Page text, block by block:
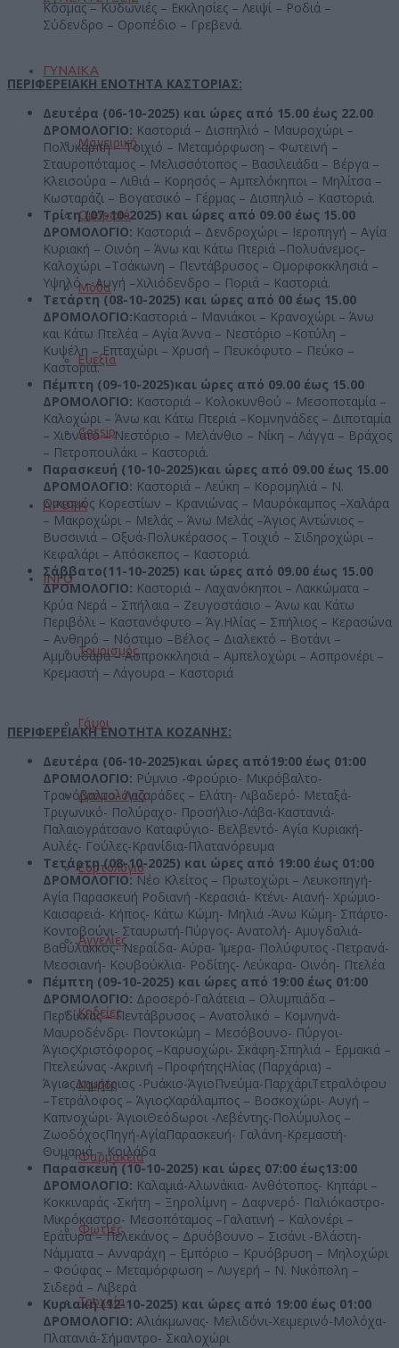
ΓΥΝΑΙΚΑ
Μαγειρική
Ομορφιά
Μόδα
Ευεξία
Gossip
ΆΡΘΡΑ
INFO
Τουρισμός
Γάμοι
Δρομολόγια
Εορτολόγιο
Αγγελίες
Κηδείες
Καιρός
Φαρμακεία
Φωτιές
Τροχαία
Κόσμας – Κυδωνιές – Εκκλησίες – Λειψί – Ροδιά –
Σύδενδρο – Οροπέδιο – Γρεβενά.
ΠΕΡΙΦΕΡΕΙΑΚΗ ΕΝΟΤΗΤΑ ΚΑΣΤΟΡΙΑΣ:
Δευτέρα (06-10-2025) και ώρες από 15.00 έως 22.00
ΔΡΟΜΟΛΟΓΙΟ: Καστοριά – Δισπηλιό – Μαυροχώρι –
Πολυκάρπη – Τοιχιό – Μεταμόρφωση – Φωτεινή –
Σταυροπόταμος – Μελισσότοπος – Βασιλειάδα – Βέργα –
Κλεισούρα – Λιθιά – Κορησός – Αμπελόκηποι – Μηλίτσα –
Κωσταράζι – Βογατσικό – Γέρμας – Δισπηλιό – Καστοριά.
Τρίτη (07-10-2025) και ώρες από 09.00 έως 15.00
ΔΡΟΜΟΛΟΓΙΟ: Καστοριά – Δενδροχώρι – Ιεροπηγή – Αγία
Κυριακή – Οινόη – Άνω και Κάτω Πτεριά –Πολυάνεμος–
Καλοχώρι –Τσάκωνη – Πεντάβρυσος – Ομορφοκκλησιά –
Υψηλό – Αυγή –Χιλιόδενδρο – Ποριά – Καστοριά.
Τετάρτη (08-10-2025) και ώρες από 00 έως 15.00
ΔΡΟΜΟΛΟΓΙΟ:Καστοριά – Μανιάκοι – Κρανοχώρι – Άνω
και Κάτω Πτελέα – Αγία Άννα – Νεστόριο –Κοτύλη –
Κυψέλη – Επταχώρι – Χρυσή – Πευκόφυτο – Πεύκο –
Καστοριά.
Πέμπτη (09-10-2025)και ώρες από 09.00 έως 15.00
ΔΡΟΜΟΛΟΓΙΟ: Καστοριά – Κολοκυνθού – Μεσοποταμία –
Καλοχώρι – Άνω και Κάτω Πτεριά –Κομνηνάδες – Διποταμία
– Χιονάτο – Νεστόριο – Μελάνθιο – Νίκη – Λάγγα – Βράχος
– Πετροπουλάκι – Καστοριά.
Παρασκευή (10-10-2025)και ώρες από 09.00 έως 15.00
ΔΡΟΜΟΛΟΓΙΟ: Καστοριά – Λεύκη – Κορομηλιά – Ν.
Οικισμός Κορεστίων – Κρανιώνας – Μαυρόκαμπος –Χαλάρα
– Μακροχώρι – Μελάς – Άνω Μελάς –Άγιος Αντώνιος –
Βυσσινιά – Οξυά-Πολυκέρασος – Τοιχιό – Σιδηροχώρι –
Κεφαλάρι – Απόσκεπος – Καστοριά.
Σάββατο(11-10-2025) και ώρες από 09.00 έως 15.00
ΔΡΟΜΟΛΟΓΙΟ: Καστοριά – Λαχανόκηποι – Λακκώματα –
Κρύα Νερά – Σπήλαια – Ζευγοστάσιο – Άνω και Κάτω
Περιβόλι – Καστανόφυτο – Άγ.Ηλίας – Σπήλιος – Κερασώνα
– Ανθηρό – Νόστιμο –Βέλος – Διαλεκτό – Βοτάνι –
Αμμουδάρα – Ασπροκκλησιά – Αμπελοχώρι – Ασπρονέρι –
Κρεμαστή – Λάγουρα – Καστοριά
ΠΕΡΙΦΕΡΕΙΑΚΗ ΕΝΟΤΗΤΑ ΚΟΖΑΝΗΣ:
Δευτέρα (06-10-2025)και ώρες από19:00 έως 01:00
ΔΡΟΜΟΛΟΓΙΟ: Ρύμνιο -Φρούριο- Μικρόβαλτο-
Τρανόβαλτο- Λαζαράδες – Ελάτη- Λιβαδερό- Μεταξά-
Τριγωνικό- Πολύραχο- Προσήλιο-Λάβα-Καστανιά-
Παλαιογράτσανο Καταφύγιο- Βελβεντό- Αγία Κυριακή-
Αυλές- Γούλες-Κρανίδια-Πλατανόρευμα
Τετάρτη (08-10-2025) και ώρες από 19:00 έως 01:00
ΔΡΟΜΟΛΟΓΙΟ:Νέο Κλείτος – Πρωτοχώρι – Λευκοπηγή-
Αγία Παρασκευή Ροδιανή -Κερασιά- Κτένι- Αιανή- Χρώμιο-
Καισαρειά- Κήπος- Κάτω Κώμη- Μηλιά -Άνω Κώμη- Σπάρτο-
Κοντοβούνι- Σταυρωτή-Πύργος- Ανατολή- Αμυγδαλιά-
Βαθύλακκος- Νεραΐδα- Αύρα- Ίμερα- Πολύφυτος -Πετρανά-
Μεσσιανή- Κουβούκλια- Ροδίτης- Λεύκαρα- Οινόη- Πτελέα
Πέμπτη (09-10-2025) και ώρες από 19:00 έως 01:00
ΔΡΟΜΟΛΟΓΙΟ: Δροσερό-Γαλάτεια – Ολυμπιάδα –
Περδίκκας – Πεντάβρυσος – Ανατολικό – Κομνηνά-
Μαυροδένδρι- Ποντοκώμη – Μεσόβουνο- Πύργοι-
ΆγιοςΧριστόφορος –Καρυοχώρι- Σκάφη-Σπηλιά – Ερμακιά –
Πτελεώνας -Ακρινή –ΠροφήτηςΗλίας (Παρχάρια) –
ΆγιοςΔημήτριος -Ρυάκιο-ΆγιοΠνεύμα-ΠαρχάριΤετραλόφου
–Τετράλοφος – ΆγιοςΧαράλαμπος – Βοσκοχώρι- Αυγή –
Καπνοχώρι- ΆγιοιΘεόδωροι -Λεβέντης-Πολύμυλος –
ΖωοδόχοςΠηγή-ΑγίαΠαρασκευή- Γαλάνη-Κρεμαστή-
Θυμαριά – Κοιλάδα
Παρασκευή (10-10-2025) και ώρες 07:00 έως13:00
ΔΡΟΜΟΛΟΓΙΟ: Καλαμιά-Αλωνάκια- Ανθότοπος- Κηπάρι –
Κοκκιναράς -Σκήτη – Ξηρολίμνη – Δαφνερό- Παλιόκαστρο-
Μικρόκαστρο- Μεσοπόταμος –Γαλατινή – Καλονέρι –
Εράτυρα – Πελεκάνος – Δρυόβουνο – Σισάνι -Βλάστη-
Νάμματα – Ανναράχη – Εμπόριο – Κρυόβρυση – Μηλοχώρι
– Φούφας – Μεταμόρφωση – Λυγερή – N. Νικόπολη –
Σιδερά – Λιβερά
Κυριακή (12-10-2025) και ώρες από 19:00 έως 01:00
ΔΡΟΜΟΛΟΓΙΟ: Αλιάκμωνας- Μελιδόνι-Χειμερινό-Μολόχα-
Πλατανιά-Σήμαντρο- Σκαλοχώρι